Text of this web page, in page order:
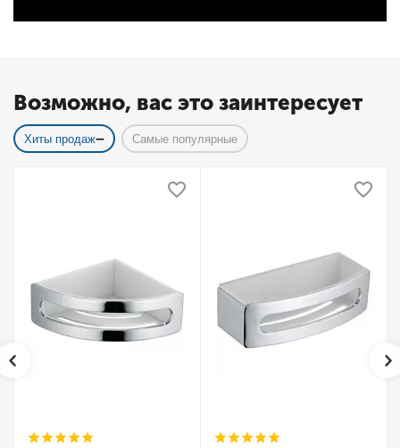
Возможно, вас это заинтересует
Хиты продаж Самые популярные